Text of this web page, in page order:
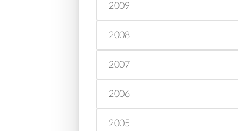
2009
2008
2007
2006
2005